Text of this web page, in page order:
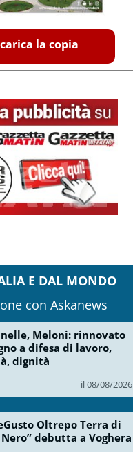
la copia
E DAL MONDO
con Askanews
Meloni: rinnovato
a difesa di lavoro,
dignità
il 08/08/2026
Oltrepo Terra di
debutta a Voghera